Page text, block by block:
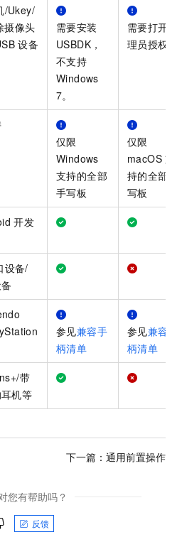
/Ukey/
摄像头
设备
需要安装
USBDK，
不支持
Windows
7。
需要打开
理员授权
仅限
Windows
支持的全部
手写板
仅限
macOS 支
持的全部
写板
开发
设备/
参见兼容手
柄清单
参见兼容
柄清单
带
机等
下一篇： 通用前置操作
您有帮助吗？
反馈